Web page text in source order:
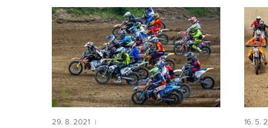
29. 8. 2021 | 16. 5.